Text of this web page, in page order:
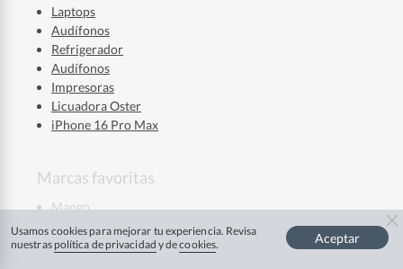
Laptops
Audífonos
Refrigerador
Audífonos
Impresoras
Licuadora Oster
iPhone 16 Pro Max
Marcas favoritas
Mango
La Roche Posay
Mixsoon
Usamos cookies para mejorar tu experiencia. Revisa
nuestras política de privacidad y decookies. Aceptar